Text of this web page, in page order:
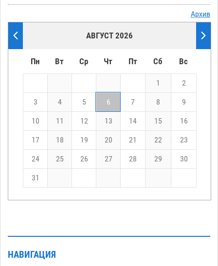
Архив
АВГУСТ 2026
Пн Вт Ср Чт Пт Сб Вс
1 2
3 4 5 6 7 8 9
10 11 12 13 14 15 16
17 18 19 20 21 22 23
24 25 26 27 28 29 30
31
НАВИГАЦИЯ